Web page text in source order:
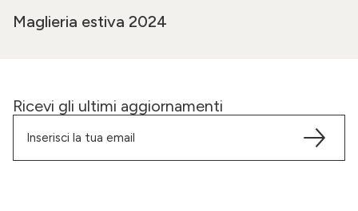
Maglieria estiva 2024
Ricevi gli ultimi aggiornamenti